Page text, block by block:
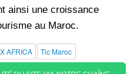
ainsi une croissance
au Maroc.
AFRICA Tic Maroc